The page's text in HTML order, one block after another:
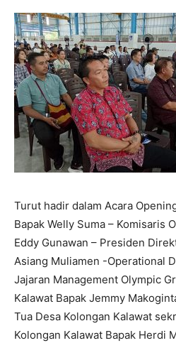
Turut hadir dalam Acara
Bapak Welly Suma – Komisaris
Eddy Gunawan – Presiden
Asiang Muliamen -Operational
Jajaran Management Olympic
Kalawat Bapak Jemmy
Tua Desa Kolongan Kalawat
Kolongan Kalawat Bapak Herdi